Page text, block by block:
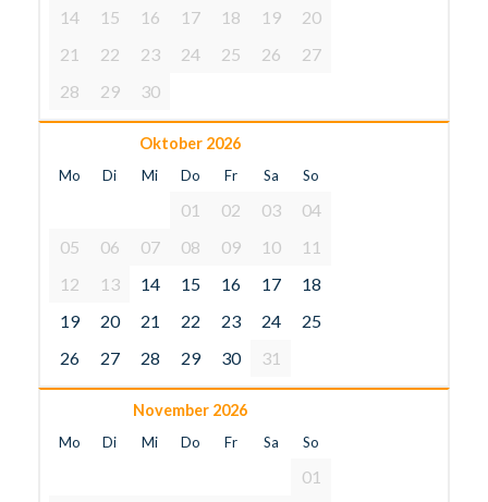
14
15 16 17 18 19
20
21
22 23 24 25 26
27
28
29 30
Oktober 2026
Mo Di Mi Do Fr Sa So
01 02 03
04
05
06 07 08 09 10
11
12
13 14 15 16 17
18
19
20 21 22 23 24
25
26
27 28 29 30 31
November 2026
Mo Di Mi Do Fr Sa So
01